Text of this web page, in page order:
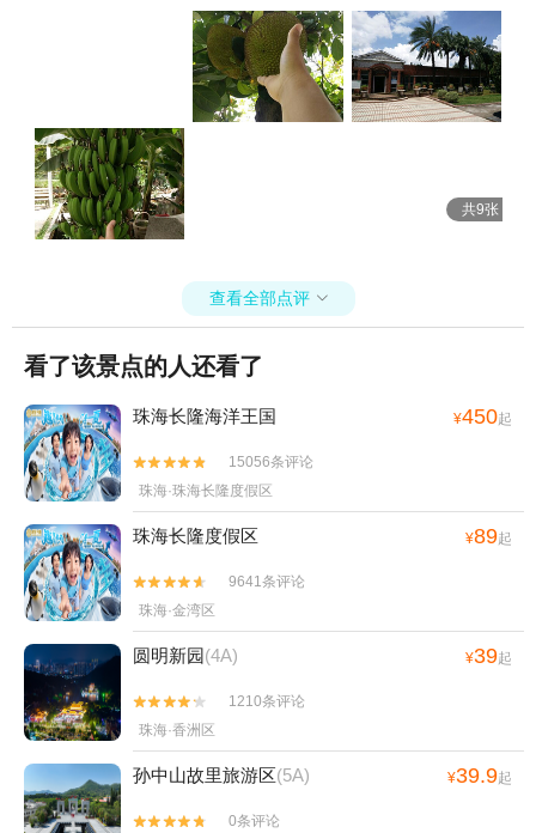
共9张
查看全部点评 
看了该景点的人还看了
珠海长隆海洋王国 ¥450起


15056条评论
珠海·珠海长隆度假区
珠海长隆度假区 ¥89起


9641条评论
珠海·金湾区
圆明新园(4A) ¥39起


1210条评论
珠海·香洲区
孙中山故里旅游区(5A) ¥39.9起

 0条评论